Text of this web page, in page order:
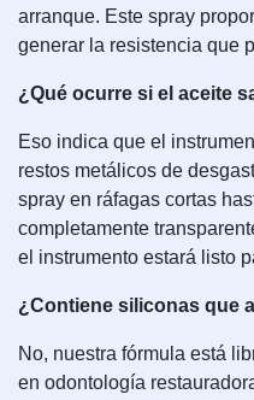
arranque. Este spray
generar la resistencia que
¿Qué ocurre si el aceite
Eso indica que el
restos metálicos de
spray en ráfagas cortas
completamente
el instrumento estará listo
¿Contiene siliconas que
No, nuestra fórmula está
en odontología